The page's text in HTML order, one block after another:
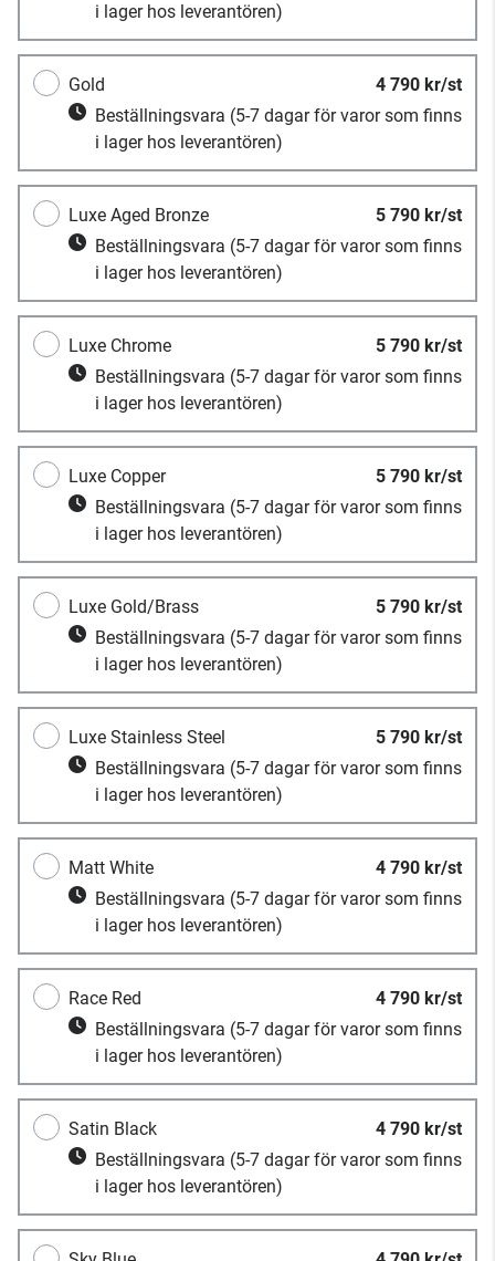
i lager hos leverantören)
Gold
4 790 kr/st
Beställningsvara (5-7 dagar för varor som finns
i lager hos leverantören)
Luxe Aged Bronze
5 790 kr/st
Beställningsvara (5-7 dagar för varor som finns
i lager hos leverantören)
Luxe Chrome
5 790 kr/st
Beställningsvara (5-7 dagar för varor som finns
i lager hos leverantören)
Luxe Copper
5 790 kr/st
Beställningsvara (5-7 dagar för varor som finns
i lager hos leverantören)
Luxe Gold/Brass
5 790 kr/st
Beställningsvara (5-7 dagar för varor som finns
i lager hos leverantören)
Luxe Stainless Steel
5 790 kr/st
Beställningsvara (5-7 dagar för varor som finns
i lager hos leverantören)
Matt White
4 790 kr/st
Beställningsvara (5-7 dagar för varor som finns
i lager hos leverantören)
Race Red
4 790 kr/st
Beställningsvara (5-7 dagar för varor som finns
i lager hos leverantören)
Satin Black
4 790 kr/st
Beställningsvara (5-7 dagar för varor som finns
i lager hos leverantören)